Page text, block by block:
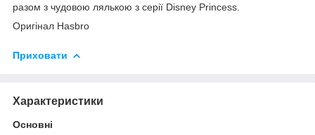
разом з чудовою лялькою з серії Disney Princess.
Оригінал Hasbro
Приховати
Характеристики
Основні